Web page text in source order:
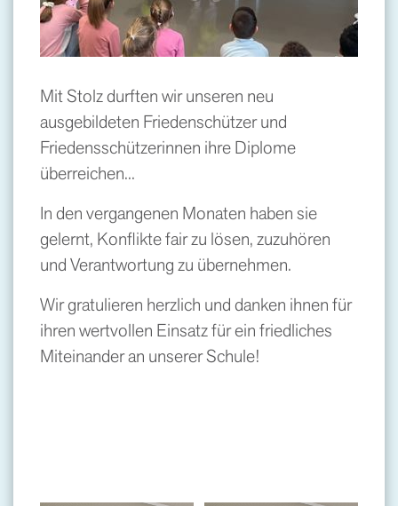
Mit Stolz durften wir unseren neu
ausgebildeten Friedenschützer und
Friedensschützerinnen ihre Diplome
überreichen...
In den vergangenen Monaten haben sie
gelernt, Konflikte fair zu lösen, zuzuhören
und Verantwortung zu übernehmen.
Wir gratulieren herzlich und danken ihnen für
ihren wertvollen Einsatz für ein friedliches
Miteinander an unserer Schule!